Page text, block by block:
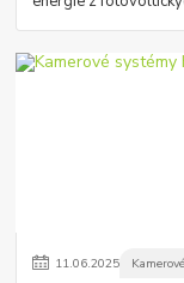
11.06.2025